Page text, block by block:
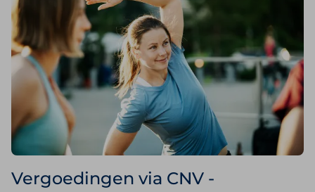
Vergoedingen via CNV -